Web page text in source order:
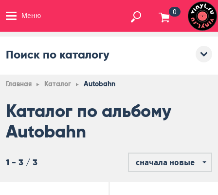
Меню 0
Поиск по каталогу
Главная Каталог Autobahn
Каталог по альбому
Autobahn
1 - 3 / 3 сначала новые